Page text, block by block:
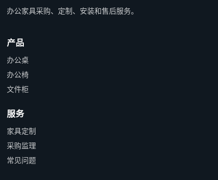
办公家具采购、定制、安装和售后服务。
产品
办公桌
办公椅
文件柜
服务
家具定制
采购监理
常见问题